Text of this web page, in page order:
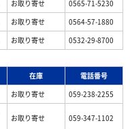
お取り寄せ
0565-71-5230
お取り寄せ
0564-57-1880
お取り寄せ 0532-29-8700
在庫
電話番号
お取り寄せ 059-238-2255
お取り寄せ 059-347-1102